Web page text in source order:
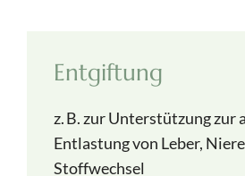
Entgiftung
z. B. zur Unterstützung zur
Entlastung von Leber,
Stoffwechsel